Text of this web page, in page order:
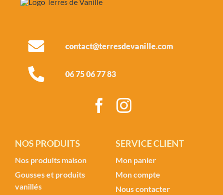
contact@terresdevanille.com
06 75 06 77 83
NOS PRODUITS
Nos produits maison
Gousses et produits
vanillés
SERVICE CLIENT
Mon panier
Mon compte
Nous contacter